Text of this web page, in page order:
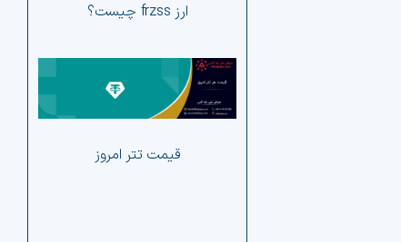
ارز frzss چیست؟
قیمت تتر امروز